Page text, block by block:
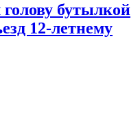
бутылкой
12-летнему